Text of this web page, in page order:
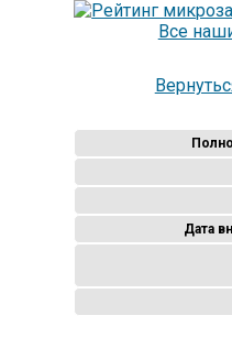
Все
Дата